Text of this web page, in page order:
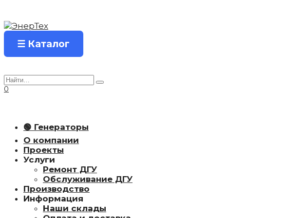
содержанию
☰ Каталог
Search
for:
0
🟢 Генераторы
О компании
Проекты
Услуги
Ремонт ДГУ
Обслуживание ДГУ
Производство
Информация
Наши склады